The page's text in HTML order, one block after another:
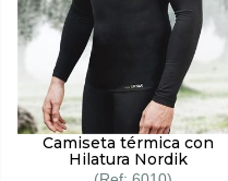
Camiseta térmica con
Hilatura Nordik